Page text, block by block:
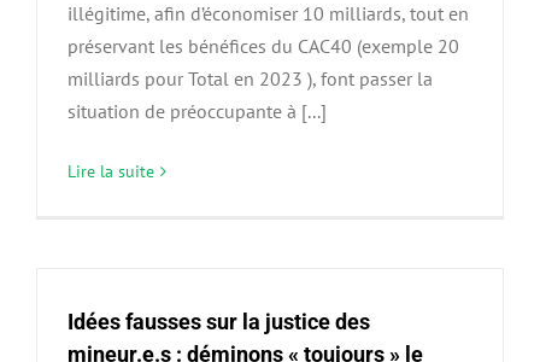
illégitime, afin d’économiser 10 milliards, tout en
préservant les bénéfices du CAC40 (exemple 20
milliards pour Total en 2023 ), font passer la
situation de préoccupante à [...]
Lire la suite
Idées fausses sur la justice des
mineur.e.s : déminons « toujours » le